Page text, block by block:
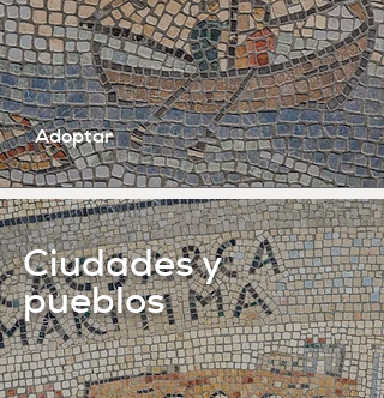
Adoptar
Ciudades y
pueblos